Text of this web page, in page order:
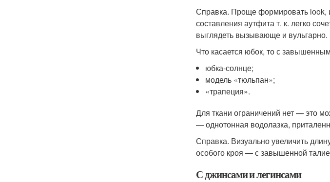
Справка. Проще формировать look,
составления аутфита т. к. легко
выглядеть вызывающе и вульгарно.
Что касается юбок, то с
юбка-солнце;
модель «тюльпан»;
«трапеция».
Для ткани ограничений нет — это
— однотонная водолазка,
Справка. Визуально увеличить
особого кроя — с завышенной
С джинсами и легинсами